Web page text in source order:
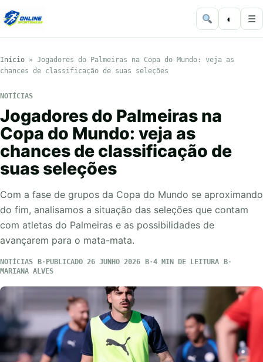
◐ ☰
Início » Jogadores do Palmeiras na Copa do Mundo: veja as
chances de classificação de suas seleções
NOTÍCIAS
Jogadores do Palmeiras na
Copa do Mundo: veja as
chances de classificação de
suas seleções
Com a fase de grupos da Copa do Mundo se aproximando
do fim, analisamos a situação das seleções que contam
com atletas do Palmeiras e as possibilidades de
avançarem para o mata-mata.
NOTÍCIAS PUBLICADO 26 JUNHO 2026
4 MIN DE LEITURA
MARIANA ALVES